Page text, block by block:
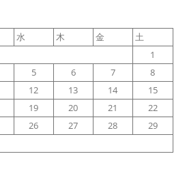
水 木 金
土
1
5 6 7
8
12 13 14
15
19 20 21
22
26 27 28
29